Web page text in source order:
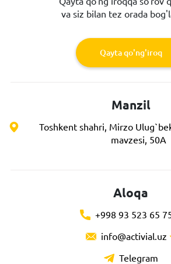
va siz bilan tez orada
Qayta qo'ng'iroq
Manzil
Toshkent shahri, Mirzo
mavzesi, 50A
Aloqa
+998 93 523 65
info@activial.uz
Telegram